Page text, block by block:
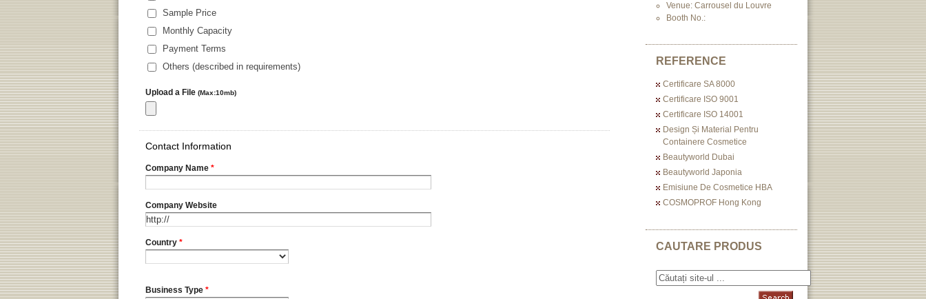
Venue: Carrousel du Louvre
Booth No.:
REFERENCE
Certificare SA 8000
Certificare ISO 9001
Certificare ISO 14001
Design Și Material Pentru
Containere Cosmetice
Beautyworld Dubai
Beautyworld Japonia
Emisiune De Cosmetice HBA
COSMOPROF Hong Kong
CAUTARE PRODUS